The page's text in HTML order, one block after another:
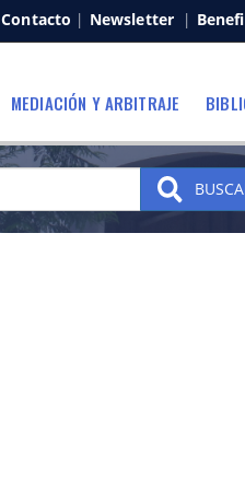
Contacto | Newsletter |
MEDIACIÓN Y ARBITRAJE